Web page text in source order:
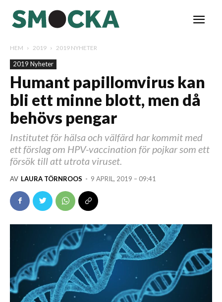
HEM 2019 2019 NYHETER
2019 Nyheter
Humant papillomvirus kan
bli ett minne blott, men då
behövs pengar
Institutet för hälsa och välfärd har kommit med
ett förslag om HPV-vaccination för pojkar som ett
försök till att utrota viruset.
AV LAURA TÖRNROOS - 9 APRIL, 2019 – 09:41